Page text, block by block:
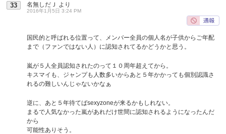
33 名無しだＪ より
2016年1月5日 3:24 PM
国民的と呼ばれる位置って、メンバー全員の個人名が子供からご年配
まで（ファンではない人）に認知されてるかどうかと思う。
嵐が５人全員認知されたのって１０周年超えてから。
キスマイも、ジャンプも人数多いからあと５年かかっても個別認識さ
れるの難しいんじゃないかなぁ
逆に、あと５年待てばsexyzoneが来るかもしれない。
まるで人気なかった嵐があれだけ世間に認知されるようになったんだ
から
可能性ありそう。